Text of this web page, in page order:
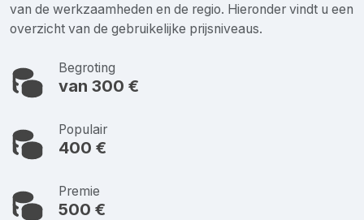
van de werkzaamheden en de regio. Hieronder vindt u een
overzicht van de gebruikelijke prijsniveaus.
Begroting
van 300 €
Populair
400 €
Premie
500 €